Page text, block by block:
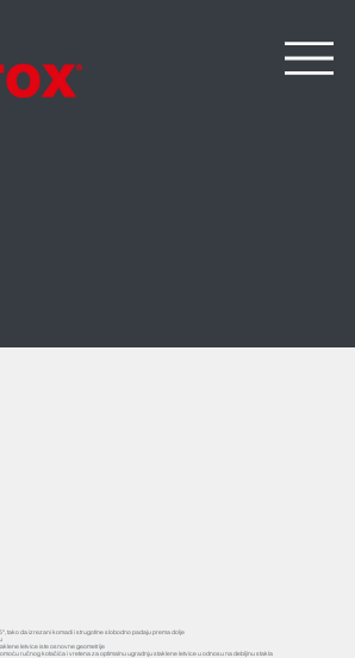
tako da izrezani komadi i strugotine slobodno padaju prema dolje
letvice iste osnovne geometrije
ručnog kotačića i vretena za optimalnu ugradnju staklene letvice u odnosu na debljinu stakla